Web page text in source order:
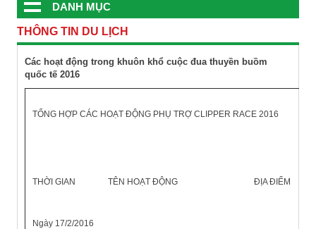
DANH MỤC
THÔNG TIN DU LỊCH
Các hoạt động trong khuôn khổ cuộc đua thuyền buồm
quốc tế 2016
TỔNG HỢP CÁC HOẠT ĐỘNG PHỤ TRỢ CLIPPER RACE 2016
THỜI GIAN TÊN HOẠT ĐỘNG ĐỊA ĐIỂM
Ngày 17/2/2016